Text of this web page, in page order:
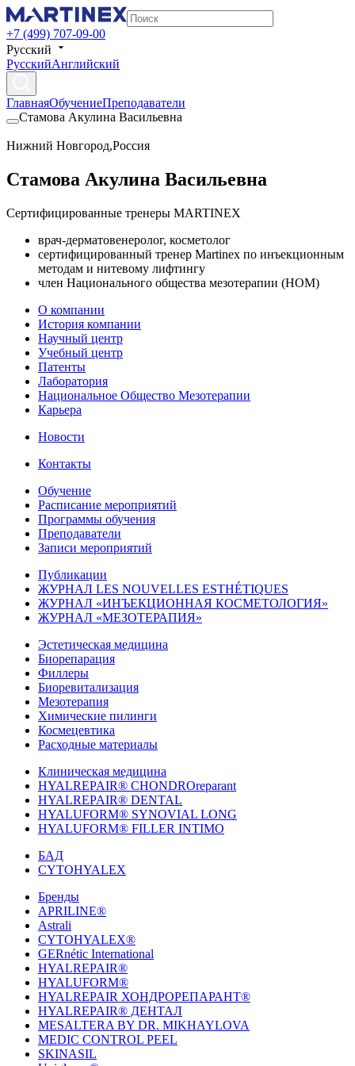
+7 (499) 707-09-00
Русский
РусскийАнглийский
ГлавнаяОбучениеПреподаватели
Стамова Акулина Васильевна
Нижний Новгород,Россия
Стамова Акулина Васильевна
Сертифицированные тренеры MARTINEX
врач-дерматовенеролог, косметолог
сертифицированный тренер Martinex по инъекционным
методам и нитевому лифтингу
член Национального общества мезотерапии (НОМ)
О компании
История компании
Научный центр
Учебный центр
Патенты
Лаборатория
Национальное Общество Мезотерапии
Карьера
Новости
Контакты
Обучение
Расписание мероприятий
Программы обучения
Преподаватели
Записи мероприятий
Публикации
ЖУРНАЛ LES NOUVELLES ESTHÉTIQUES
ЖУРНАЛ «ИНЪЕКЦИОННАЯ КОСМЕТОЛОГИЯ»
ЖУРНАЛ «МЕЗОТЕРАПИЯ»
Эстетическая медицина
Биорепарация
Филлеры
Биоревитализация
Мезотерапия
Химические пилинги
Космецевтика
Расходные материалы
Клиническая медицина
HYALREPAIR® CHONDROreparant
HYALREPAIR® DENTAL
HYALUFORM® SYNOVIAL LONG
HYALUFORM® FILLER INTIMO
БАД
CYTOHYALEX
Бренды
APRILINE®
Astrali
CYTOHYALEX®
GERnétic International
HYALREPAIR®
HYALUFORM®
HYALREPAIR ХОНДРОРЕПАРАНТ®
HYALREPAIR® ДЕНТАЛ
MESALTERA BY DR. MIKHAYLOVA
MEDIC CONTROL PEEL
SKINASIL